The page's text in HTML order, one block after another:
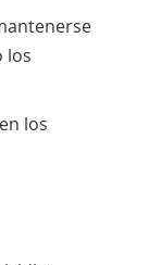
los
los